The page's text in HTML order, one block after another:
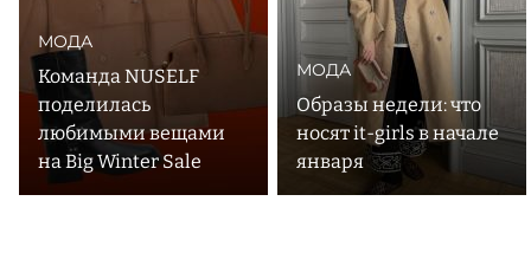
МОДА
Команда NUSELF
поделилась
любимыми вещами
на Big Winter Sale
МОДА
Образы недели: что
носят it-girls в начале
января